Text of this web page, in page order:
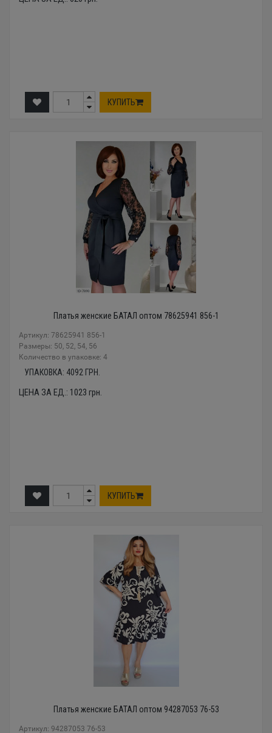
КУПИТЬ
Платья женские БАТАЛ оптом 78625941 856-1
Артикул: 78625941 856-1
Размеры: 50, 52, 54, 56
Количество в упаковке: 4
УПАКОВКА: 4092 ГРН.
ЦЕНА ЗА ЕД.: 1023 грн.
КУПИТЬ
Платья женские БАТАЛ оптом 94287053 76-53
Артикул: 94287053 76-53